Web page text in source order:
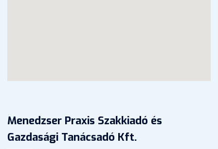
Menedzser Praxis Szakkiadó és
Gazdasági Tanácsadó Kft.